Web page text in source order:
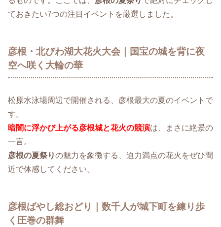
ておきたい7つの注目イベントを厳選しました。
彦根・北びわ湖大花火大会｜国宝の城を背に夜
空へ咲く大輪の華
松原水泳場周辺で開催される、彦根最大の夏のイベントで
す。
暗闇に浮かび上がる彦根城と花火の競演は、まさに絶景の
一言。
彦根の夏祭りの魅力を象徴する、迫力満点の花火をぜひ間
近で体感してください。
彦根ばやし総おどり｜数千人が城下町を練り歩
く圧巻の群舞